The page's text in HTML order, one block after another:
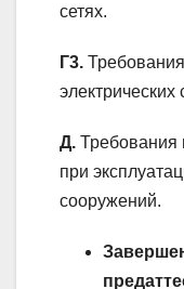
сетях.
Г3.
электрических
Д. Требования
при
сооружений.